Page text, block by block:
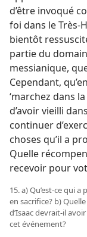
d’être invoqué
foi dans le Très-
bientôt
partie du
messianique,
Cependant,
‘marchez dans
d’avoir vieilli
continuer
choses qu’il a
Quelle
recevoir pour
15. a) Qu’est-​ce qui
en sacrifice? b)
d’Isaac devrait-​il
cet événement?